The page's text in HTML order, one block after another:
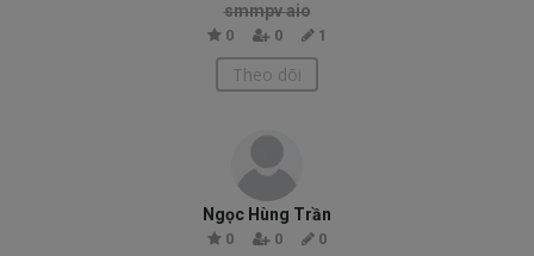
smmpv aio
0 0 1
Theo dõi
Ngọc Hùng Trần
0 0 0